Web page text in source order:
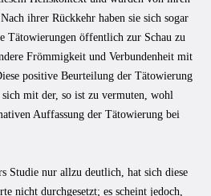
ihrer Rückkehr haben sie sich sogar
Tätowierungen öffentlich zur Schau zu
Frömmigkeit und Verbundenheit mit
positive Beurteilung der Tätowierung
mit der, so ist zu vermuten, wohl
Auffassung der Tätowierung bei
Studie nur allzu deutlich, hat sich diese
nicht durchgesetzt; es scheint jedoch,